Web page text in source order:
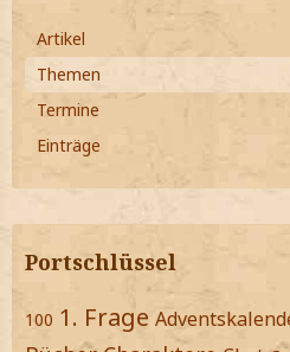
Artikel
Themen
Termine
Einträge
Portschlüssel
100 1. Frage